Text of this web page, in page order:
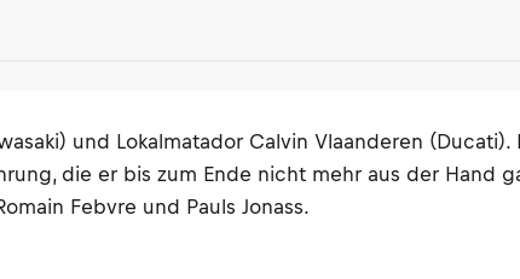
und Lokalmatador Calvin Vlaanderen
die er bis zum Ende nicht mehr aus der Hand
Febvre und Pauls Jonass.